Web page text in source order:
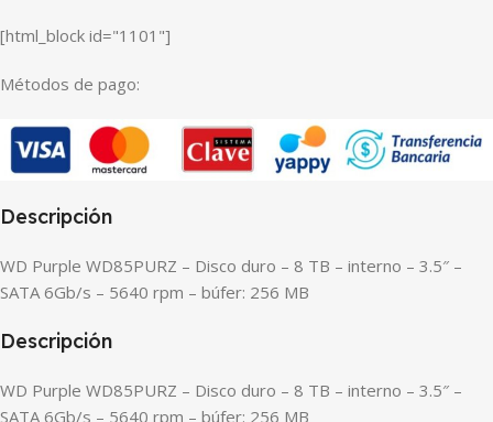
[html_block id="1101"]
Métodos de pago:
Descripción
WD Purple WD85PURZ – Disco duro – 8 TB – interno – 3.5″ –
SATA 6Gb/s – 5640 rpm – búfer: 256 MB
Descripción
WD Purple WD85PURZ – Disco duro – 8 TB – interno – 3.5″ –
SATA 6Gb/s – 5640 rpm – búfer: 256 MB